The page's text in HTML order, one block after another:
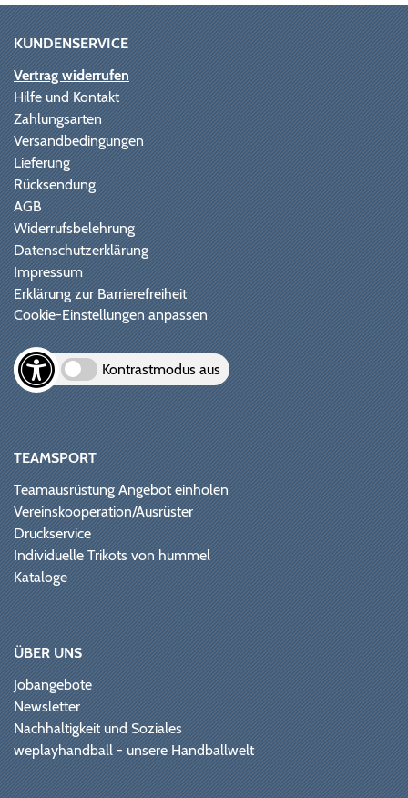
KUNDENSERVICE
Vertrag widerrufen
Hilfe und Kontakt
Zahlungsarten
Versandbedingungen
Lieferung
Rücksendung
AGB
Widerrufsbelehrung
Datenschutzerklärung
Impressum
Erklärung zur Barrierefreiheit
Cookie-Einstellungen anpassen
Kontrastmodus aus
TEAMSPORT
Teamausrüstung Angebot einholen
Vereinskooperation/Ausrüster
Druckservice
Individuelle Trikots von hummel
Kataloge
ÜBER UNS
Jobangebote
Newsletter
Nachhaltigkeit und Soziales
weplayhandball - unsere Handballwelt